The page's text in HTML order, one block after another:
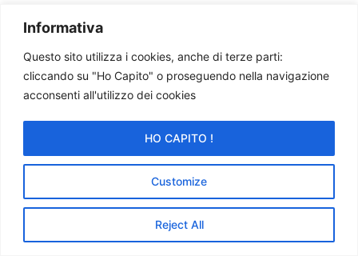
Informativa
Questo sito utilizza i cookies, anche di terze parti:
cliccando su "Ho Capito" o proseguendo nella navigazione
acconsenti all'utilizzo dei cookies
Customize
Reject All
HO CAPITO !